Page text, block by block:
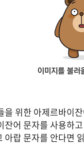
을 위한 아제르바이
잔어 문자를 사용하
아랍 문자를 안다면